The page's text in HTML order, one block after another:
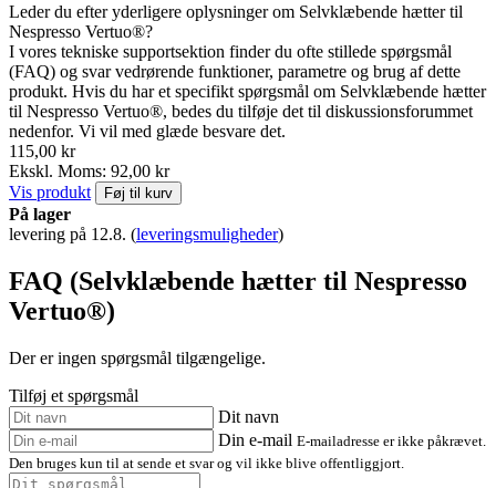
Leder du efter yderligere oplysninger om Selvklæbende hætter til
Nespresso Vertuo®?
I vores tekniske supportsektion finder du ofte stillede spørgsmål
(FAQ) og svar vedrørende funktioner, parametre og brug af dette
produkt. Hvis du har et specifikt spørgsmål om Selvklæbende hætter
til Nespresso Vertuo®, bedes du tilføje det til diskussionsforummet
nedenfor. Vi vil med glæde besvare det.
115,00 kr
Ekskl. Moms: 92,00 kr
Vis produkt
Føj til kurv
På lager
levering på 12.8. (leveringsmuligheder)
FAQ (Selvklæbende hætter til Nespresso
Vertuo®)
Der er ingen spørgsmål tilgængelige.
Tilføj et spørgsmål
Dit navn
Din e-mail E-mailadresse er ikke påkrævet.
Den bruges kun til at sende et svar og vil ikke blive offentliggjort.